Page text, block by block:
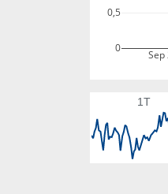
Sep
0
0,5
1T